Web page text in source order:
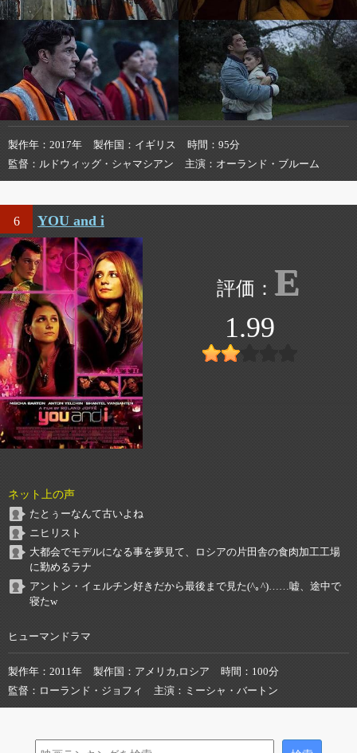
製作年 2017年 製作国 イギリス 時間
95分
監督
ルドウィッグ・シャマシアン 主演 オーランド・ブルーム
6 YOU and i
E
1.99
ネット上の声
たとぅーなんて古いよね
ニヒリスト
大都会でモデルになる事を夢見て、ロシアの片田舎の食肉加工工場
に勤めるラナ
アントン・イェルチン好きだから最後まで見た(^｡^)……嘘、途中で
寝たw
ヒューマンドラマ
製作年 2011年 製作国 アメリカ,ロシア 時間
100分
監督
ローランド・ジョフィ 主演 ミーシャ・バートン